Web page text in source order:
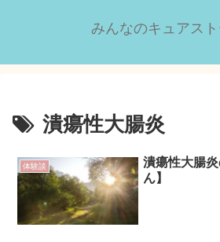
みんなのキュアス
潰瘍性大腸炎
体験談
潰瘍性大腸
ん】